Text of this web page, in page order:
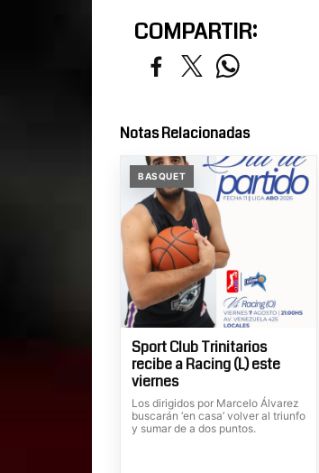
COMPARTIR:
Notas Relacionadas
BASQUET
Sport Club Trinitarios
recibe a Racing (L) este
viernes
Los dirigidos por Marcelo Álvarez
buscarán ‘en casa’ volver al triunfo
y sumar de a dos puntos.